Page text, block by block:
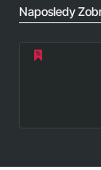
Naposledy